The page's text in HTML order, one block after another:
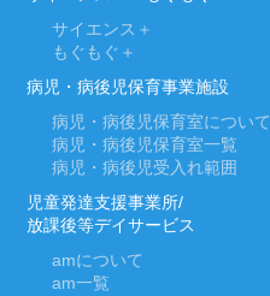
サイエンス＋
もぐもぐ＋
病児・病後児保育事業施設
病児・病後児保育室について
病児・病後児保育室一覧
病児・病後児受入れ範囲
児童発達支援事業所/
放課後等デイサービス
amについて
am一覧